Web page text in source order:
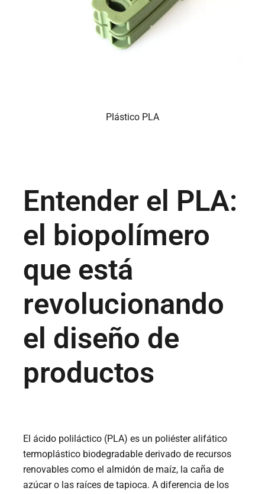
Plástico PLA
Entender el PLA:
el biopolímero
que está
revolucionando
el diseño de
productos
El ácido poliláctico (PLA) es un poliéster alifático
termoplástico biodegradable derivado de recursos
renovables como el almidón de maíz, la caña de
azúcar o las raíces de tapioca. A diferencia de los